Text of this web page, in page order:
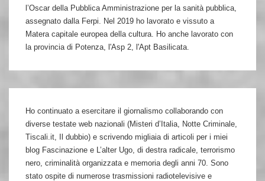
l’Oscar della Pubblica Amministrazione per la sanità pubblica,
assegnato dalla Ferpi. Nel 2019 ho lavorato e vissuto a
Matera capitale europea della cultura. Ho anche lavorato con
la provincia di Potenza, l'Asp 2, l'Apt Basilicata.
Ho continuato a esercitare il giornalismo collaborando con
diverse testate web nazionali (Misteri d’Italia, Notte Criminale,
Tiscali.it, Il dubbio) e scrivendo migliaia di articoli per i miei
blog Fascinazione e L’alter Ugo, di destra radicale, terrorismo
nero, criminalità organizzata e memoria degli anni 70. Sono
stato ospite di numerose trasmissioni radiotelevisive e